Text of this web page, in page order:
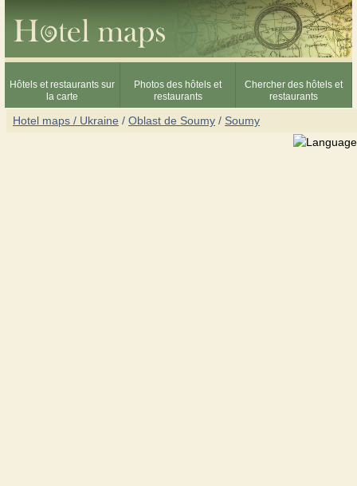
Hôtels et restaurants sur
la carte
Photos des hôtels et
restaurants
Chercher des hôtels et
restaurants
Hotel maps / Ukraine / Oblast de Soumy / Soumy